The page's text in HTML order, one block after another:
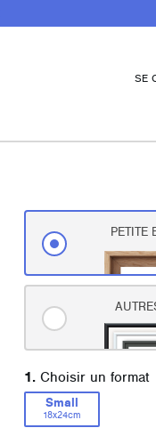
SE
PETITE
1. Choisir un format
Small
18x24cm